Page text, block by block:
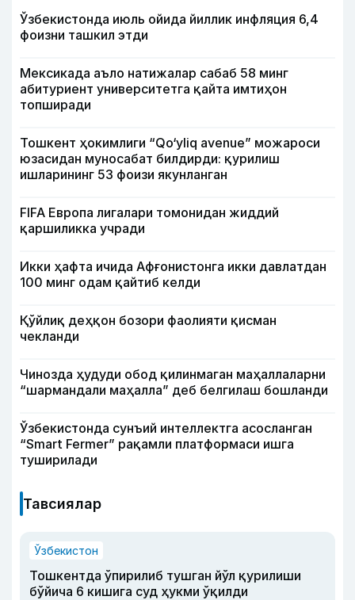
Ўзбекистонда июль ойида йиллик инфляция 6,4
фоизни ташкил этди
Мексикада аъло натижалар сабаб 58 минг
абитуриент университетга қайта имтиҳон
топширади
Тошкент ҳокимлиги “Qo‘yliq avenue” можароси
юзасидан муносабат билдирди: қурилиш
ишларининг 53 фоизи якунланган
FIFA Европа лигалари томонидан жиддий
қаршиликка учради
Икки ҳафта ичида Афғонистонга икки давлатдан
100 минг одам қайтиб келди
Қўйлиқ деҳқон бозори фаолияти қисман
чекланди
Чинозда ҳудуди обод қилинмаган маҳаллаларни
“шармандали маҳалла” деб белгилаш бошланди
Ўзбекистонда сунъий интеллектга асосланган
“Smart Fermer” рақамли платформаси ишга
туширилади
Тавсиялар
Ўзбекистон
Тошкентда ўпирилиб тушган йўл қурилиши
бўйича 6 кишига суд ҳукми ўқилди